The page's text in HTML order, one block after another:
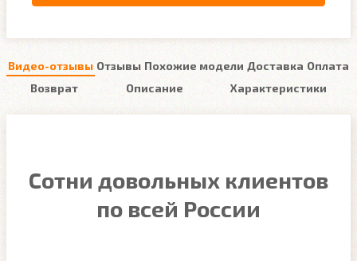
Видео-отзывы Отзывы Похожие модели Доставка Оплата
Возврат
Описание Характеристики
Сотни довольных клиентов
по всей России